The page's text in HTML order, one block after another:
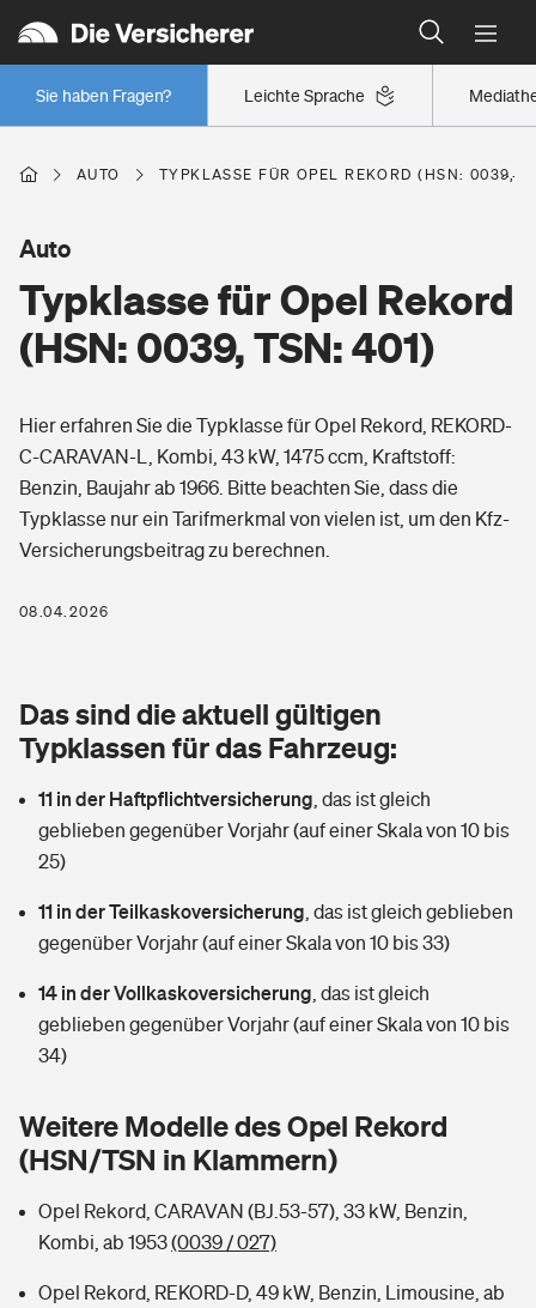
Leichte Sprache
Sie haben Fragen?
Wer versichert was: Jetzt Versicherer finden
Regionalklassen: So ist Ihre Region eingestuft
Wer versichert was: Jetzt Versicherer finden
Berufsunfähigkeitsversicherung
Erwerbsunfähigkeitsversicherung
Grundfähigkeitsversicherung
Arbeitsrechtsschutz
Berufshaftpflichtversicherung
Zur Übersicht
Tools
Wer versichert was: Jetzt Versicherer finden
Sie haben Fragen?
Wohnen
Elementarversicherung
Glasversicherung
Mietkautionsversicherung
Restkreditversicherung
Tools
Hochwasser-Check: Wie gefährdet ist Ihr Haus?
Sie haben Fragen?
Freizeit
Pri­vate Haft­pflicht­
Kinderunfall­ver­si­che­rung
Kinderinvalidität
Hundehalter-Haftpflicht
Handyversicherung
Private Cyberversicherung
Zur Übersicht
Gesundheit
Private Krankenversicherung
Dread-Disease-Versicherung
Tierkrankenversicherung
Zur Übersicht
Tools
Wer versichert was: Jetzt Versicherer finden
Rentenrechner: Wie viel Geld bekomme ich im Alter?
AUTO TYPKLASSE FÜR OPEL REKORD (HSN: 0039,
Typklasse für Opel Rekord
(HSN: 0039, TSN: 401)
Auto
Hier erfahren Sie die Typklasse für Opel Rekord, REKORD-
C-CARAVAN-L, Kombi, 43 kW, 1475 ccm, Kraftstoff:
Benzin, Baujahr ab 1966. Bitte beachten Sie, dass die
Typklasse nur ein Tarifmerkmal von vielen ist, um den Kfz-
Versicherungsbeitrag zu berechnen.
08.04.2026
Das sind die aktuell gültigen
Typklassen für das Fahrzeug:
11 in der Haftpflichtversicherung das ist gleich
geblieben gegenüber Vorjahr (auf einer Skala von 10 bis
25)
11 in der Teilkaskoversicherung das ist gleich geblieben
gegenüber Vorjahr (auf einer Skala von 10 bis 33)
14 in der Vollkaskoversicherung das ist gleich
geblieben gegenüber Vorjahr (auf einer Skala von 10 bis
34)
Weitere Modelle des Opel Rekord
(HSN/TSN in Klammern)
Opel Rekord, CARAVAN (BJ.53-57), 33 kW, Benzin,
Kombi, ab 1953(0039 / 027)
Opel Rekord, REKORD-D, 49 kW, Benzin, Limousine, ab